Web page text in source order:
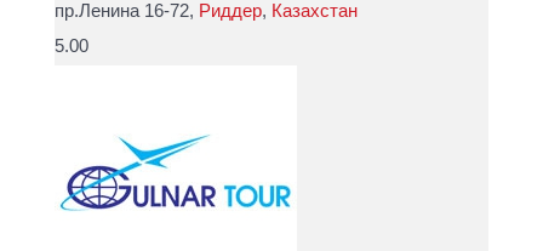
пр.Ленина 16-72, Риддер, Казахстан
5.00